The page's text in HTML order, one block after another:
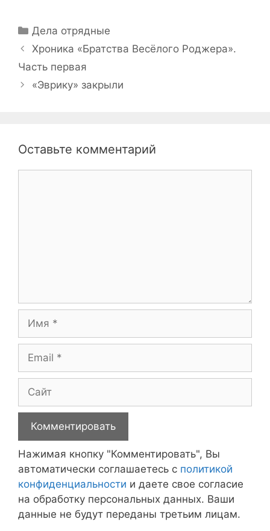
Рубрики
Дела отрядные
Навигация
записи
Хроника «Братства Весёлого Роджера».
Часть первая
«Эврику» закрыли
Оставьте комментарий
Нажимая кнопку "Комментировать", Вы
автоматически соглашаетесь с политикой
конфиденциальности и даете свое согласие
на обработку персональных данных. Ваши
данные не будут переданы третьим лицам.